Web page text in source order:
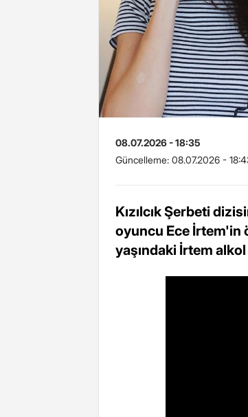
08.07.2026 - 18:35
Güncelleme: 08.07.2026 -
Kızılcık Şerbeti
oyuncu Ece İrtem'in
yaşındaki İrtem